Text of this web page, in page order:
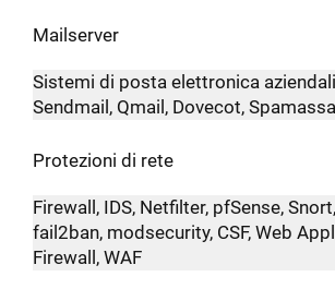
Mailserver
Sistemi di posta elettronica
Sendmail, Qmail, Dovecot,
Protezioni di rete
Firewall, IDS, Netfilter, pfSense,
fail2ban, modsecurity, CSF, Web
Firewall, WAF